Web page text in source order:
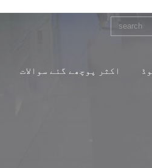
اکثر پوچھے گئے سوالات